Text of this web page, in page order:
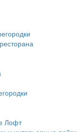
Лофт